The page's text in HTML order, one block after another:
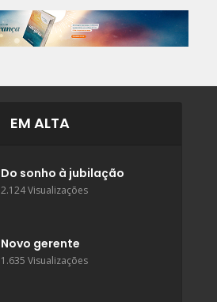
EM ALTA
Do sonho à jubilação
2.124 Visualizações
Novo gerente
1.635 Visualizações